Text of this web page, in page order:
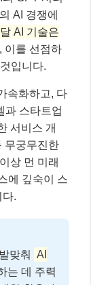
에 깊숙이 스
다.
는 데 주력
한 활용하
하기 위함
2.0이 어떻게